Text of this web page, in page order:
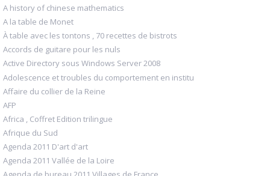
A history of chinese mathematics
A la table de Monet
À table avec les tontons , 70 recettes de bistrots
Accords de guitare pour les nuls
Active Directory sous Windows Server 2008
Adolescence et troubles du comportement en institu
Affaire du collier de la Reine
AFP
Africa , Coffret Edition trilingue
Afrique du Sud
Agenda 2011 D'art d'art
Agenda 2011 Vallée de la Loire